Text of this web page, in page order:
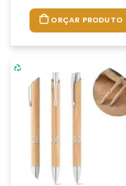
ORÇAR PRODUTO